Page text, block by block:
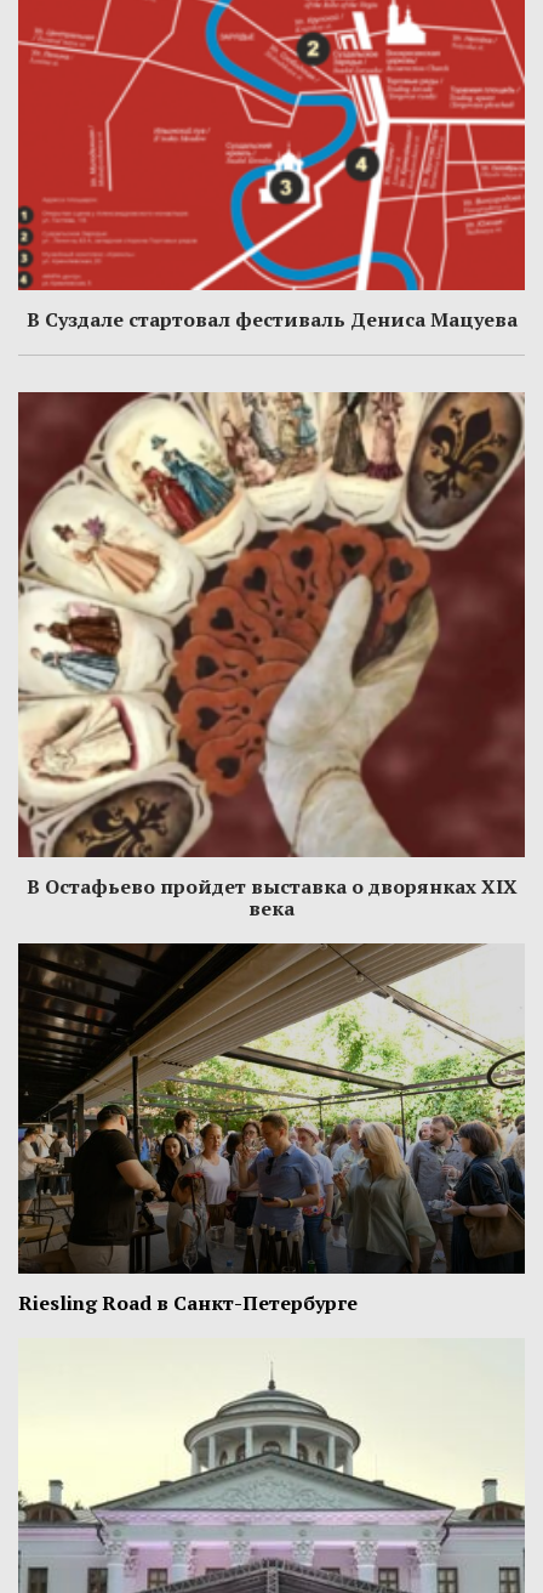
В Суздале стартовал фестиваль Дениса Мацуева
В Остафьево пройдет выставка о дворянках XIX
века
Riesling Road в Санкт-Петербурге